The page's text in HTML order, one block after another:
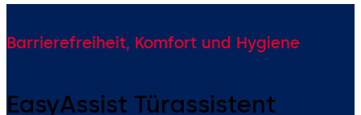
Barrierefreiheit, Komfort und Hygiene
EasyAssist Türassistent